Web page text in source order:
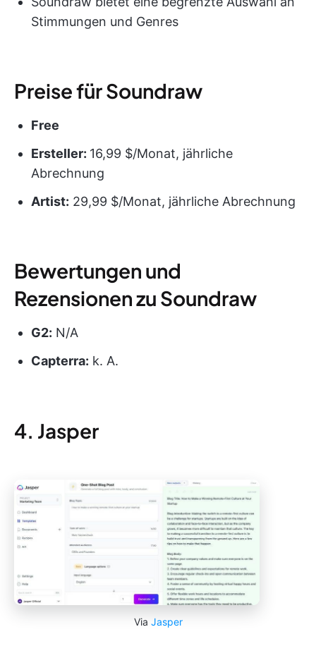
Stimmungen und Genres
Preise für Soundraw
Free
Ersteller: 16,99 $/Monat, jährliche
Abrechnung
Artist: 29,99 $/Monat, jährliche Abrechnung
Bewertungen und
Rezensionen zu Soundraw
G2: N/A
Capterra: k. A.
4. Jasper
Via Jasper